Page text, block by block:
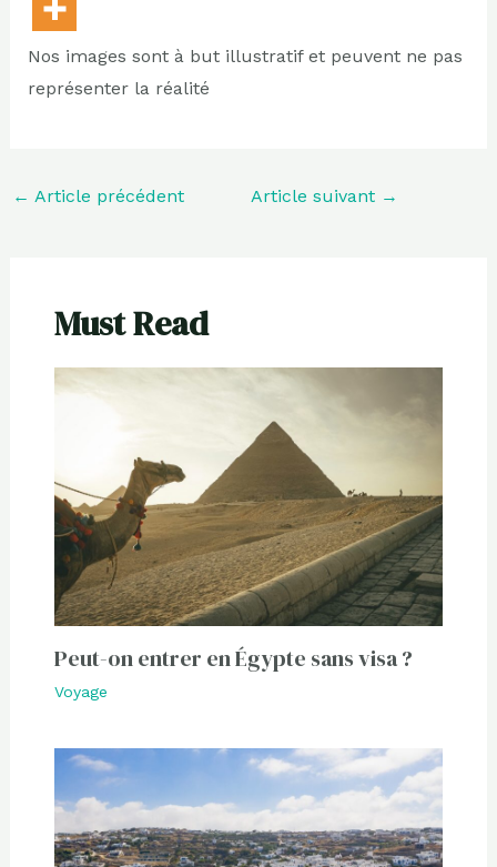
Nos images sont à but illustratif et peuvent ne pas
représenter la réalité
← Article précédent Article suivant →
Must Read
Peut-on entrer en Égypte sans visa ?
Voyage